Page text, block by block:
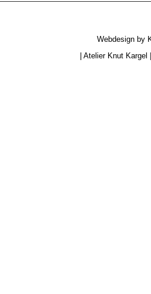
Webdesign by
|Atelier Knut Kargel